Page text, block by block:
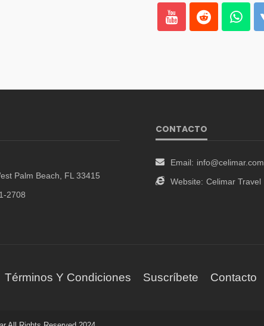
Palm Beach, FL 33415
2708
CONTACTO
Email: info@celimar.com
Website: Celimar Travel
Términos Y Condiciones Suscríbete Contacto